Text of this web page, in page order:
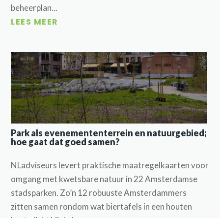
beheerplan...
LEES MEER
Park als evenemententerrein en natuurgebied;
hoe gaat dat goed samen?
NLadviseurs levert praktische maatregelkaarten voor
omgang met kwetsbare natuur in 22 Amsterdamse
stadsparken. Zo’n 12 robuuste Amsterdammers
zitten samen rondom wat biertafels in een houten